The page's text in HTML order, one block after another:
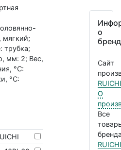
мягкий;
трубка;
мм: 2; Вес,
°C:
°C:
о
Сайт
RUICHI
О
Все
RUICHI